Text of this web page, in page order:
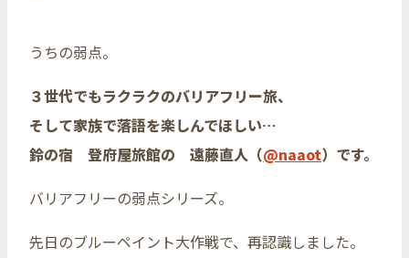
うちの弱点。
３世代でもラクラクのバリアフリー旅、
そして家族で落語を楽しんでほしい…
鈴の宿 登府屋旅館の 遠藤直人（@naaot）です。
バリアフリーの弱点シリーズ。
先日のブルーペイント大作戦で、再認識しました。